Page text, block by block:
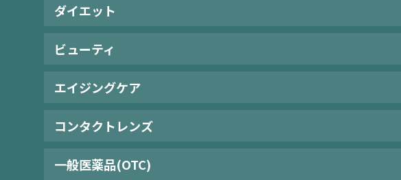
ダイエット
ビューティ
エイジングケア
コンタクトレンズ
一般医薬品(OTC)